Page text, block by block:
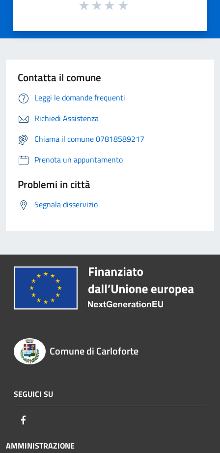
Contatta il comune
Leggi le domande frequenti
Richiedi Assistenza
Chiama il comune 07818589217
Prenota un appuntamento
Problemi in città
Segnala disservizio
Comune di Carloforte
SEGUICI SU
AMMINISTRAZIONE